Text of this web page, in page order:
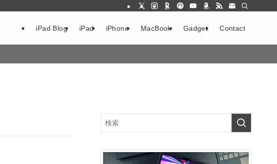
iPad Blog iPad iPhone MacBook Gadget Contact